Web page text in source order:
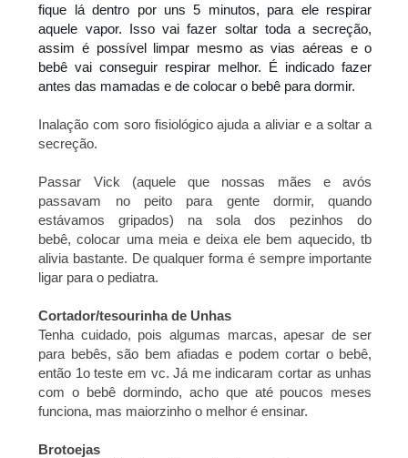
fique lá dentro por uns 5 minutos, para ele respirar
aquele vapor. Isso vai fazer soltar toda a secreção,
assim é possível limpar mesmo as vias aéreas e o
bebê vai conseguir respirar melhor. É indicado fazer
antes das mamadas e de colocar o bebê para dormir.
Inalação com soro fisiológico ajuda a aliviar e a soltar a
secreção.
Passar Vick (aquele que nossas mães e avós
passavam no peito para gente dormir, quando
estávamos gripados) na sola dos pezinhos do
bebê, colocar uma meia e deixa ele bem aquecido, tb
alivia bastante. De qualquer forma é sempre importante
ligar para o pediatra.
Cortador/tesourinha de Unhas
Tenha cuidado, pois algumas marcas, apesar de ser
para bebês, são bem afiadas e podem cortar o bebê,
então 1o teste em vc. Já me indicaram cortar as unhas
com o bebê dormindo, acho que até poucos meses
funciona, mas maiorzinho o melhor é ensinar.
Brotoejas